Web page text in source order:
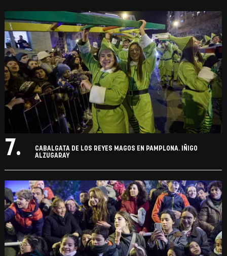
7.
CABALGATA DE LOS REYES MAGOS EN PAMPLONA. IÑIGO
ALZUGARAY